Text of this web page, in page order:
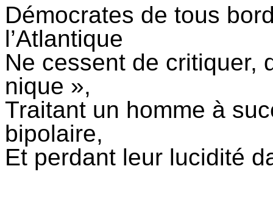
Démocrates de tous
l’Atlantique
Ne cessent de critiquer,
nique »,
Traitant un homme à
bipolaire,
Et perdant leur lucidité